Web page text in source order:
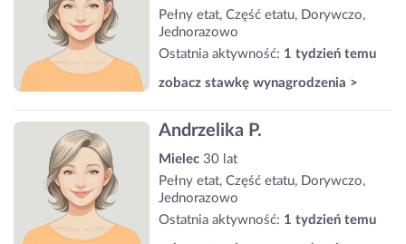
Pełny etat, Część etatu, Dorywczo,
Jednorazowo
Ostatnia aktywność: 1 tydzień temu
zobacz stawkę wynagrodzenia >
Andrzelika P.
Mielec 30 lat
Pełny etat, Część etatu, Dorywczo,
Jednorazowo
Ostatnia aktywność: 1 tydzień temu